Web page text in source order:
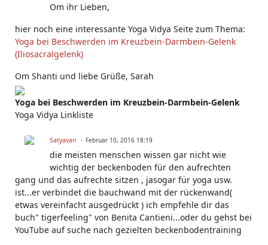
Om ihr Lieben,
hier noch eine interessante Yoga Vidya Seite zum Thema:
Yoga bei Beschwerden im Kreuzbein-Darmbein-Gelenk
(Iliosacralgelenk)
Om Shanti und liebe Grüße, Sarah
Yoga bei Beschwerden im Kreuzbein-Darmbein-Gelenk
Yoga Vidya Linkliste
Satyavan Februar 10, 2016 18:19
die meisten menschen wissen gar nicht wie
wichtig der beckenboden für den aufrechten
gang und das aufrechte sitzen , jasogar für yoga usw.
ist...er verbindet die bauchwand mit der rückenwand(
etwas vereinfacht ausgedrückt ) ich empfehle dir das
buch" tigerfeeling" von Benita Cantieni...oder du gehst bei
YouTube auf suche nach gezielten beckenbodentraining